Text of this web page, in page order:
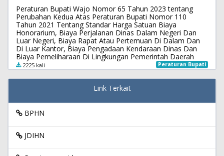
Peraturan Bupati Wajo Nomor 65 Tahun 2023 tentang
Perubahan Kedua Atas Peraturan Bupati Nomor 110
Tahun 2021 Tentang Standar Harga Satuan Biaya
Honorarium, Biaya Perjalanan Dinas Dalam Negeri Dan
Luar Negeri, Biaya Rapat Atau Pertemuan Di Dalam Dan
Di Luar Kantor, Biaya Pengadaan Kendaraan Dinas Dan
Biaya Pemeliharaan Di Lingkungan Pemerintah Daerah
Peraturan Bupati
2225 kali
Link Terkait
BPHN
JDIHN